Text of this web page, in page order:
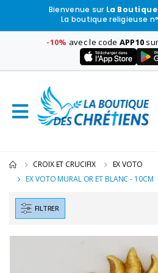
Bienvenue sur La
La boutique religieuse
-10% avec le code APP10
CROIX ET CRUCIFIX
EX VOTO
EX VOTO MURAL OR ET BLANC - 10CM
FILTRER